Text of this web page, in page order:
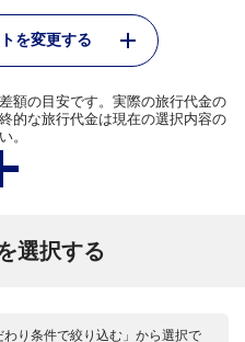
を変更する
額の目安です。実際の旅行代金の
的な旅行代金は現在の選択内容の
。
選択する
わり条件で絞り込む」から選択で